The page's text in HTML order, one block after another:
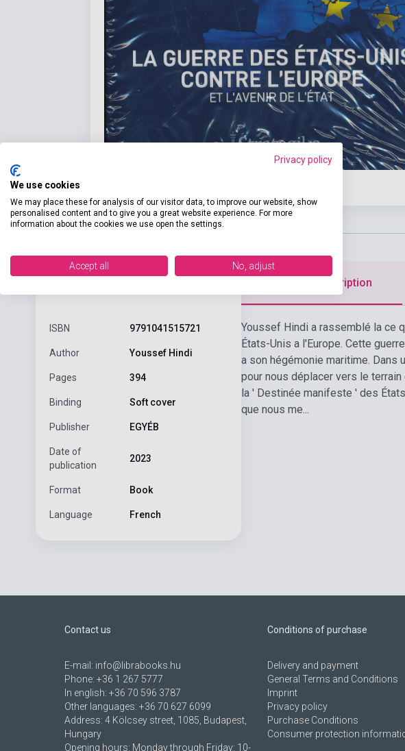
ISBN 9791041515721
Author Youssef Hindi
Pages 394
Binding Soft cover
Publisher EGYÉB
Date of
publication
2023
Format Book
Language French
Detailed description
Youssef Hindi a rassemblé la ce
États-Unis a l'Europe. Cette
a son hégémonie maritime.
pour nous déplacer vers le
la ' Destinée manifeste ' des
que nous me...
Contact us
E-mail: info@librabooks.hu
Phone: +36 1 267 5777
In english: +36 70 596 3787
Other languages: +36 70 627 6099
Address: 4 Kölcsey street, 1085, Budapest,
Hungary
Opening hours: Monday through Friday: 10-
Conditions of purchase
Delivery and payment
General Terms and Conditions
Imprint
Privacy policy
Purchase Conditions
Consumer protection
Privacy policy
We use cookies
We may place these for analysis of our visitor data, to improve our website, show
personalised content and to give you a great website experience. For more
information about the cookies we use open the settings.
Accept all No, adjust